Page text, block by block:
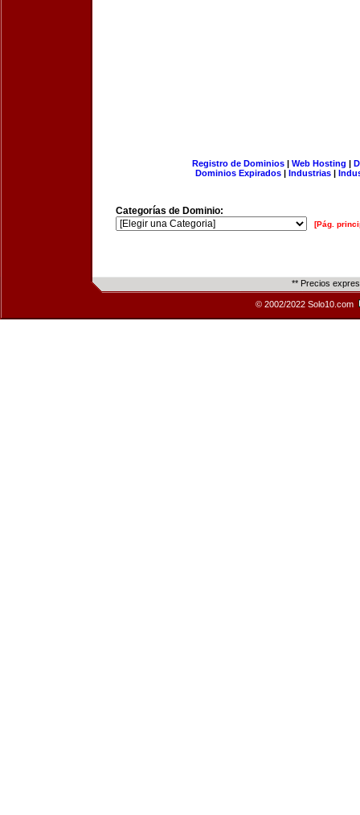
Registro de Dominios| Web Hosting |
Dominios Expirados | Industrias |
Categorías de Dominio:
[Pág.
** Precios
© 2002/2022 Solo10.com